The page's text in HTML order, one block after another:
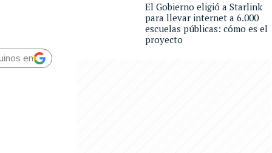
en
El Gobierno eligió a Starlink
para llevar internet a 6.000
escuelas públicas: cómo es el
proyecto